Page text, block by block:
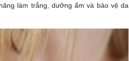
làm trắng, dưỡng ẩm và bảo vệ da